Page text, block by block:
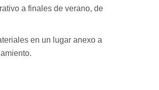
a finales de verano, de
en un lugar anexo a